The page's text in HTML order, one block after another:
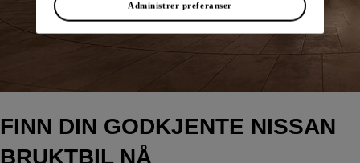
FINN DIN GODKJENTE NISSAN
BRUKTBIL NÅ
Administrer preferanser